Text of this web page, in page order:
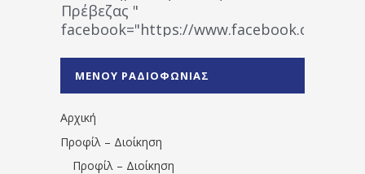
Πρέβεζας "
facebook="https://www.facebook.com/
1531194763766854/" artist="" ]
ΜΕΝΟΥ ΡΑΔΙΟΦΩΝΙΑΣ
Αρχική
Προφίλ – Διοίκηση
Προφίλ – Διοίκηση